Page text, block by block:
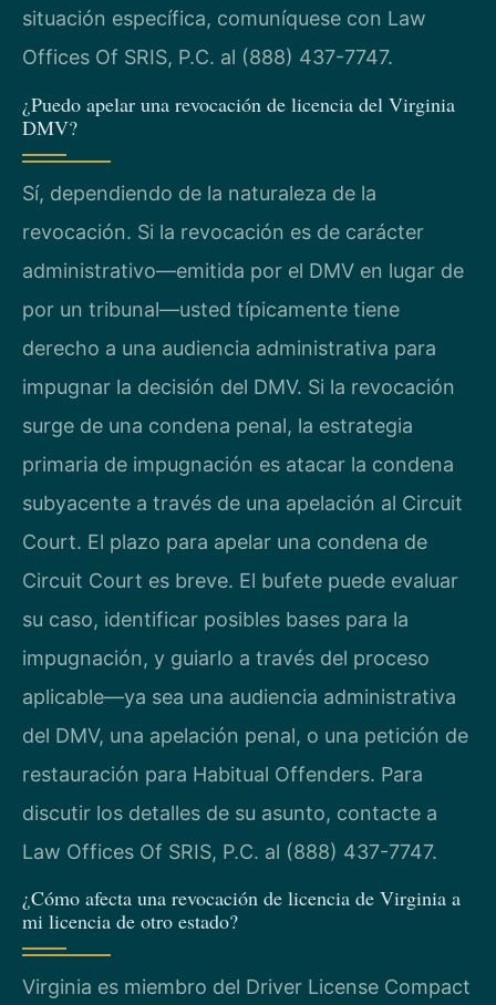
situación específica, comuníquese con Law
Offices Of SRIS, P.C. al (888) 437-7747.
¿Puedo apelar una revocación de licencia del Virginia
DMV?
Sí, dependiendo de la naturaleza de la
revocación. Si la revocación es de carácter
administrativo—emitida por el DMV en lugar de
por un tribunal—usted típicamente tiene
derecho a una audiencia administrativa para
impugnar la decisión del DMV. Si la revocación
surge de una condena penal, la estrategia
primaria de impugnación es atacar la condena
subyacente a través de una apelación al Circuit
Court. El plazo para apelar una condena de
Circuit Court es breve. El bufete puede evaluar
su caso, identificar posibles bases para la
impugnación, y guiarlo a través del proceso
aplicable—ya sea una audiencia administrativa
del DMV, una apelación penal, o una petición de
restauración para Habitual Offenders. Para
discutir los detalles de su asunto, contacte a
Law Offices Of SRIS, P.C. al (888) 437-7747.
¿Cómo afecta una revocación de licencia de Virginia a
mi licencia de otro estado?
Virginia es miembro del Driver License Compact